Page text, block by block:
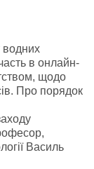
водних
в онлайн-
щодо
Про порядок
Василь